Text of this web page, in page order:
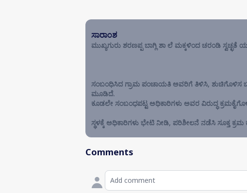
ಸಾರಾಂಶ
ಮುಖ್ಯಗುರು ಶರಣಪ್ಪ ಬಾಗ್ಲಿ ಶಾ ಲೆ ಮಕ್ಕಳಿಂದ ಚರಂಡಿ ಸ್ವಚ್ಛತೆ
ಸಂಬಂಧಿಸಿದ ಗ್ರಾಮ ಪಂಚಾಯತಿ ಅವರಿಗೆ ತಿಳಿಸಿ, ಶುಚಿಗೊಳಿಸ
ಮೂಡಿದೆ.
ಕೂಡಲೇ ಸಂಬಂಧಪಟ್ಟ ಅಧಿಕಾರಿಗಳು ಅವರ ವಿರುದ್ಧ
ಸ್ಥಳಕ್ಕೆ ಅಧಿಕಾರಿಗಳು ಭೇಟಿ ನೀಡಿ, ಪರಿಶೀಲನೆ ನಡೆಸಿ ಸೂಕ್ತ ಕ್ರಮ
Comments